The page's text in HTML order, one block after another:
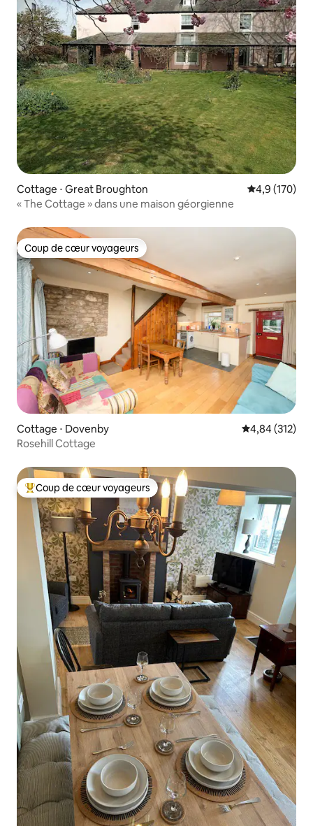
Cottage ⋅ Great Broughton Évaluation
4,9 (170)
« The Cottage » dans une maison géorgienne
Coup de cœur voyageurs
Coup de cœur voyageurs
Cottage ⋅ Dovenby Évaluation
4,84 (312)
Rosehill Cottage
Coups de cœur voyageurs les plus appréciés
Coup de cœur voyageurs